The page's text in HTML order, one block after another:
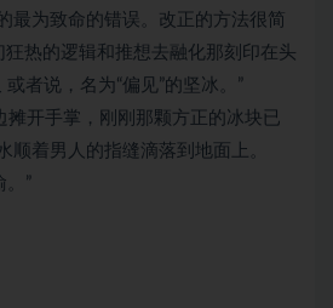
最为致命的错误。改正的方法很简
热的逻辑和推想去融化那刻印在头
或者说，名为“偏见”的坚冰。”
摊开手掌，刚刚那颗方正的冰块已
顺着男人的指缝滴落到地面上。
。”